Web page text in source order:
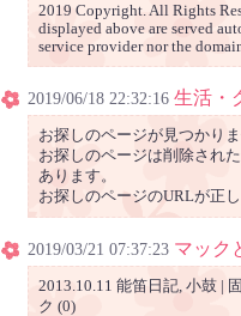
2019 Copyright. All Rights
displayed above are served
service provider nor the
2019/06/18 22:32:16 生活・
お探しのページが見つかり
お探しのページは削除され
あります。
お探しのページのURLが正
2019/03/21 07:37:23 マック
2013.10.11 能笛日記, 小鼓 |
ク (0)